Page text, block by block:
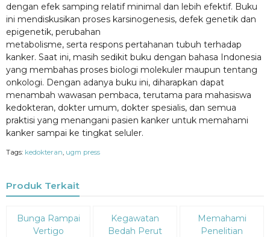
dengan efek samping relatif minimal dan lebih efektif. Buku
ini mendiskusikan proses karsinogenesis, defek genetik dan
epigenetik, perubahan
metabolisme, serta respons pertahanan tubuh terhadap
kanker. Saat ini, masih sedikit buku dengan bahasa Indonesia
yang membahas proses biologi molekuler maupun tentang
onkologi. Dengan adanya buku ini, diharapkan dapat
menambah wawasan pembaca, terutama para mahasiswa
kedokteran, dokter umum, dokter spesialis, dan semua
praktisi yang menangani pasien kanker untuk memahami
kanker sampai ke tingkat seluler.
Tags: kedokteran ugm press
Produk Terkait
Diskon
15%
Bunga Rampai
Vertigo
Diskon
15%Kegawatan
Bedah Perut
Diskon
15%Memahami
Penelitian